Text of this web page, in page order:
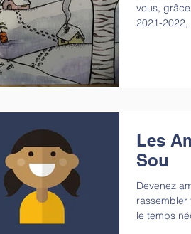
vous,
2021-
Les
Sou
Devenez
rassembler
le temps